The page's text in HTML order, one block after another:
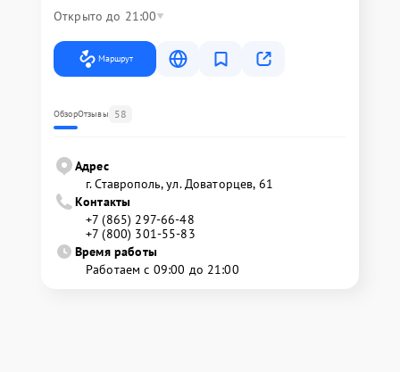
Открыто до 21:00
Маршрут
ОбзорОтзывы 58
Адрес
г. Ставрополь, ул. Доваторцев, 61
Контакты
+7 (865) 297-66-48
+7 (800) 301-55-83
Время работы
Работаем с 09:00 до 21:00